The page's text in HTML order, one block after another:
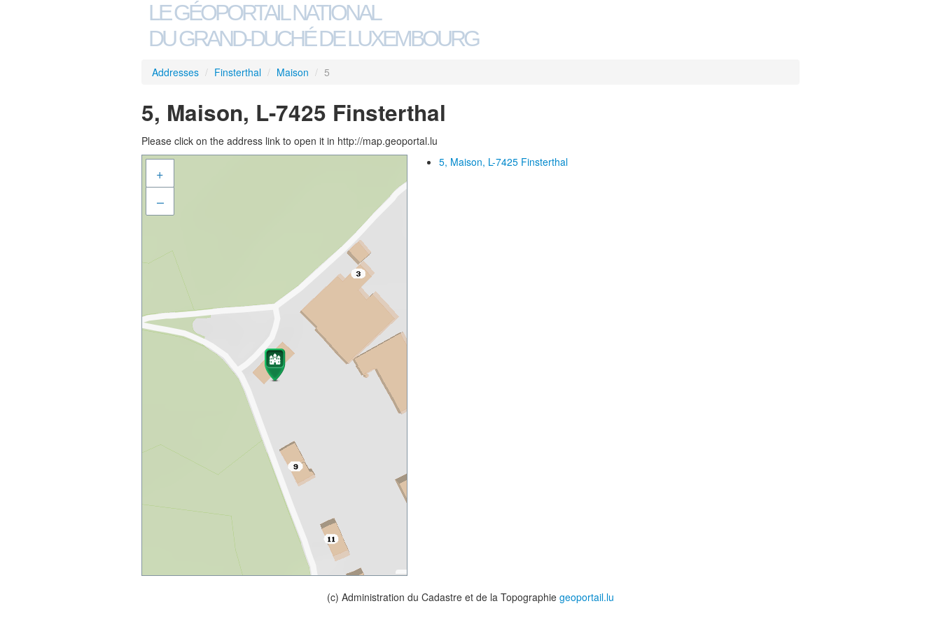
LE GÉOPORTAIL NATIONAL
DU GRAND-DUCHÉ DE LUXEMBOURG
Addresses / Finsterthal / Maison / 5
5, Maison, L-7425 Finsterthal
Please click on the address link to open it in http://map.geoportal.lu
+
–
5, Maison, L-7425 Finsterthal
(c) Administration du Cadastre et de la Topographie geoportail.lu